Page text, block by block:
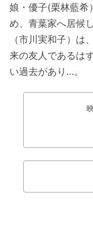
娘・優子(栗林藍希
め、青葉家へ居候
（市川実和子）は
来の友人であるは
い過去があり…。